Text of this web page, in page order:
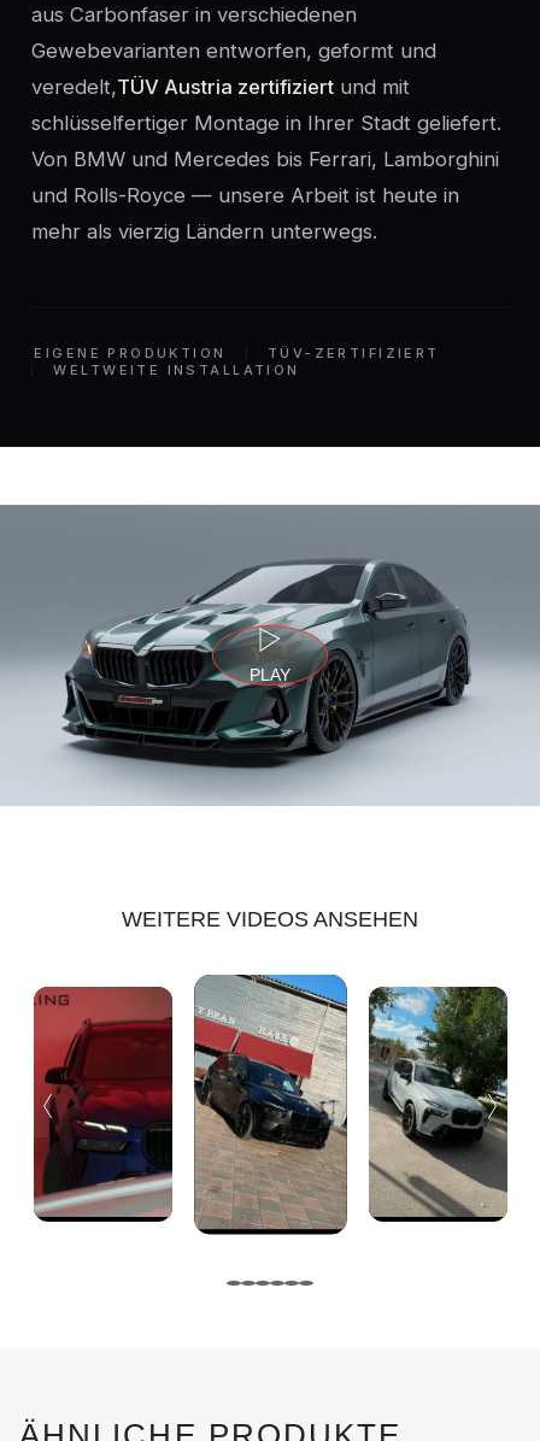
aus Carbonfaser in verschiedenen
Gewebevarianten entworfen, geformt und
veredelt,TÜV Austria zertifiziert und mit
schlüsselfertiger Montage in Ihrer Stadt geliefert.
Von BMW und Mercedes bis Ferrari, Lamborghini
und Rolls-Royce — unsere Arbeit ist heute in
mehr als vierzig Ländern unterwegs.
EIGENE PRODUKTION
TÜV-ZERTIFIZIERT
WELTWEITE INSTALLATION
PLAY
WEITERE VIDEOS ANSEHEN